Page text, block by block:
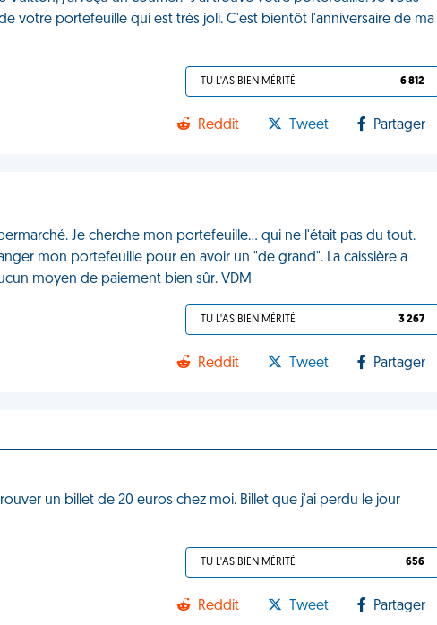
votre portefeuille qui est très joli. C'est bientôt l'anniversaire de ma
TU L'AS BIEN MÉRITÉ 6 812
Reddit Tweet Partager
Je cherche mon portefeuille... qui ne l'était pas du tout.
mon portefeuille pour en avoir un "de grand". La caissière a
moyen de paiement bien sûr. VDM
TU L'AS BIEN MÉRITÉ 3 267
Reddit Tweet Partager
un billet de 20 euros chez moi. Billet que j'ai perdu le jour
TU L'AS BIEN MÉRITÉ 656
Reddit Tweet Partager